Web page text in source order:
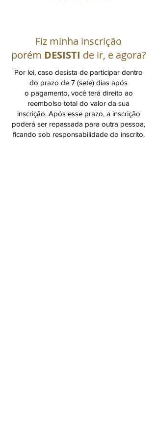
Fiz minha inscrição
porém DESISTI de ir, e agora?
Por lei, caso desista de participar dentro
do prazo de 7 (sete) dias após
o pagamento, você terá direito ao
reembolso total do valor da sua
inscrição. Após esse prazo, a inscrição
poderá ser repassada para outra pessoa,
ficando sob responsabilidade do inscrito.